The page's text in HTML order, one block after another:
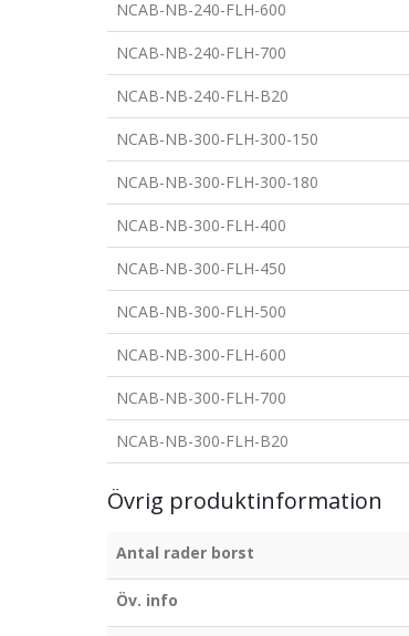
NCAB-NB-240-FLH-600
NCAB-NB-240-FLH-700
NCAB-NB-240-FLH-B20
NCAB-NB-300-FLH-300-150
NCAB-NB-300-FLH-300-180
NCAB-NB-300-FLH-400
NCAB-NB-300-FLH-450
NCAB-NB-300-FLH-500
NCAB-NB-300-FLH-600
NCAB-NB-300-FLH-700
NCAB-NB-300-FLH-B20
Övrig produktinformation
Antal rader borst
Öv. info